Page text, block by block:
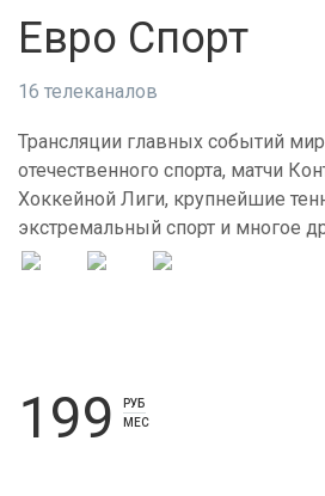
Евро Спорт
16 телеканалов
Трансляции главных событий
отечественного спорта, матчи
Хоккейной Лиги, крупнейшие
экстремальный спорт и многое
199
РУБ
МЕС